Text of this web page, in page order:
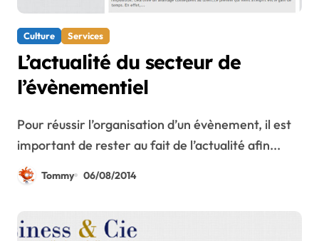
Culture Services
L’actualité du secteur de
l’évènementiel
Pour réussir l’organisation d’un évènement, il est
important de rester au fait de l’actualité afin...
Tommy 06/08/2014